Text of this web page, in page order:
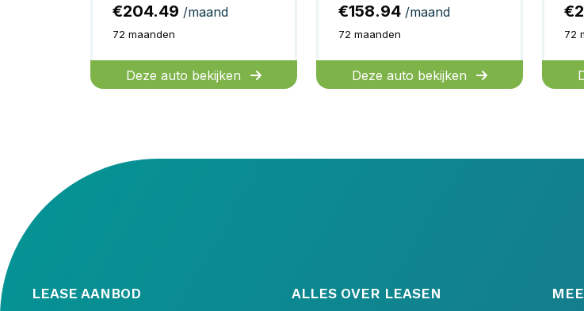
€204.49 /maand
72 maanden
Deze auto bekijken
€158.94 /maand
72 maanden
Deze auto bekijken
72
LEASE AANBOD
ALLES OVER LEASEN